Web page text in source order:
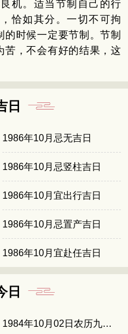
机。适当节制自己的行
恰如其分。一切不可拘
时候一定要节制。节制
苦，不会有好的结果，这
日
1986年10月忌无吉日
1986年10月忌竖柱吉日
1986年10月宜出行吉日
1986年10月忌置产吉日
1986年10月宜赴任吉日
日
1984年10月02日农历九月初八